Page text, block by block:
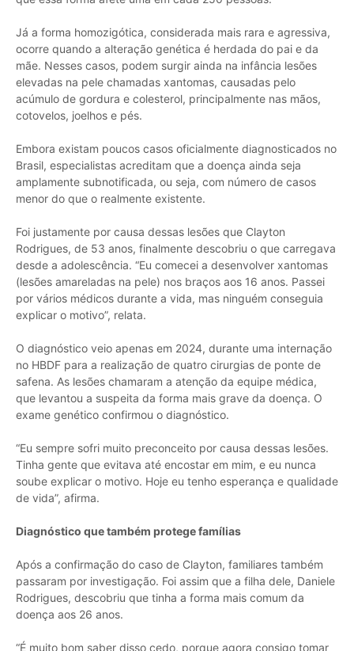
Já a forma homozigótica, considerada mais rara e agressiva,
ocorre quando a alteração genética é herdada do pai e da
mãe. Nesses casos, podem surgir ainda na infância lesões
elevadas na pele chamadas xantomas, causadas pelo
acúmulo de gordura e colesterol, principalmente nas mãos,
cotovelos, joelhos e pés.
Embora existam poucos casos oficialmente diagnosticados no
Brasil, especialistas acreditam que a doença ainda seja
amplamente subnotificada, ou seja, com número de casos
menor do que o realmente existente.
Foi justamente por causa dessas lesões que Clayton
Rodrigues, de 53 anos, finalmente descobriu o que carregava
desde a adolescência. “Eu comecei a desenvolver xantomas
(lesões amareladas na pele) nos braços aos 16 anos. Passei
por vários médicos durante a vida, mas ninguém conseguia
explicar o motivo”, relata.
O diagnóstico veio apenas em 2024, durante uma internação
no HBDF para a realização de quatro cirurgias de ponte de
safena. As lesões chamaram a atenção da equipe médica,
que levantou a suspeita da forma mais grave da doença. O
exame genético confirmou o diagnóstico.
“Eu sempre sofri muito preconceito por causa dessas lesões.
Tinha gente que evitava até encostar em mim, e eu nunca
soube explicar o motivo. Hoje eu tenho esperança e qualidade
de vida”, afirma.
Diagnóstico que também protege famílias
Após a confirmação do caso de Clayton, familiares também
passaram por investigação. Foi assim que a filha dele, Daniele
Rodrigues, descobriu que tinha a forma mais comum da
doença aos 26 anos.
“É muito bom saber disso cedo, porque agora consigo tomar